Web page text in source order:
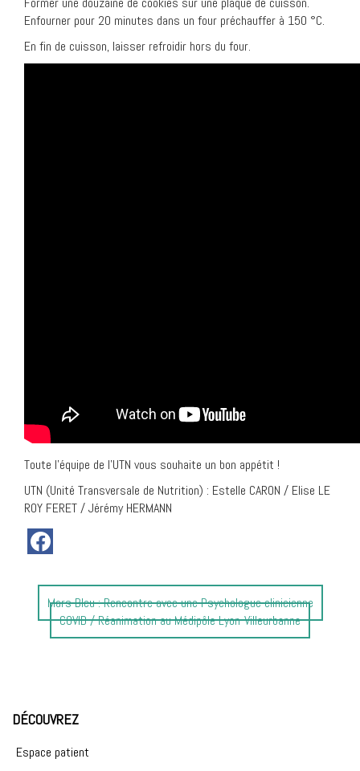
Enfourner pour 20 minutes dans un four préchauffer à 150 °C.
En fin de cuisson, laisser refroidir hors du four.
Toute l’équipe de l’UTN vous souhaite un bon appétit !
UTN (Unité Transversale de Nutrition) : Estelle CARON / Elise LE
ROY FERET / Jérémy HERMANN
Article
précédent
Mars Bleu : Rencontre avec une Psychologue clinicienne
Article
suivant
COVID / Réanimation au Médipôle Lyon-Villeurbanne
DÉCOUVREZ
Espace patient